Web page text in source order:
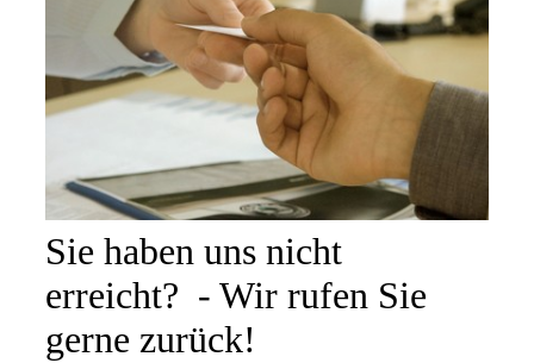
Sie haben uns nicht
erreicht? - Wir rufen Sie
gerne zurück!